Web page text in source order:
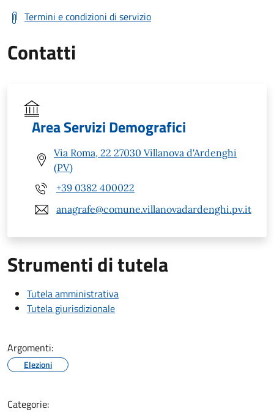
Termini e condizioni di servizio
Contatti
Area Servizi Demografici
Via Roma, 22 27030 Villanova d'Ardenghi
(PV)
+39 0382 400022
anagrafe@comune.villanovadardenghi.pv.it
Strumenti di tutela
Tutela amministrativa
Tutela giurisdizionale
Argomenti:
Elezioni
Categorie: